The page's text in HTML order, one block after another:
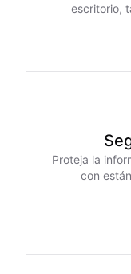
escritorio,
Proteja la
con